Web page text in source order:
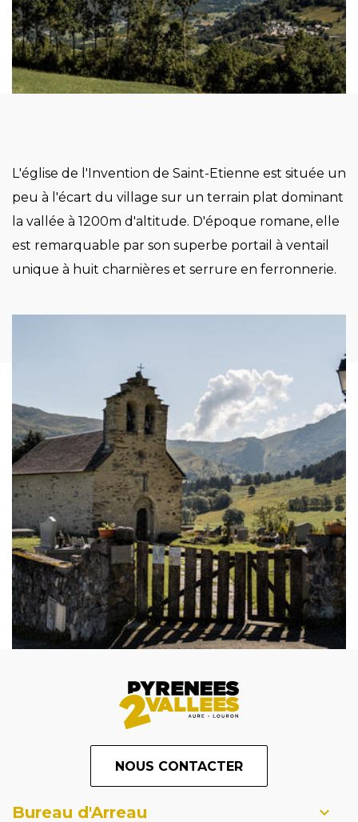
L'église de l'Invention de Saint-Etienne est située un
peu à l'écart du village sur un terrain plat dominant
la vallée à 1200m d'altitude. D'époque romane, elle
est remarquable par son superbe portail à ventail
unique à huit charnières et serrure en ferronnerie.
NOUS CONTACTER
Bureau d'Arreau